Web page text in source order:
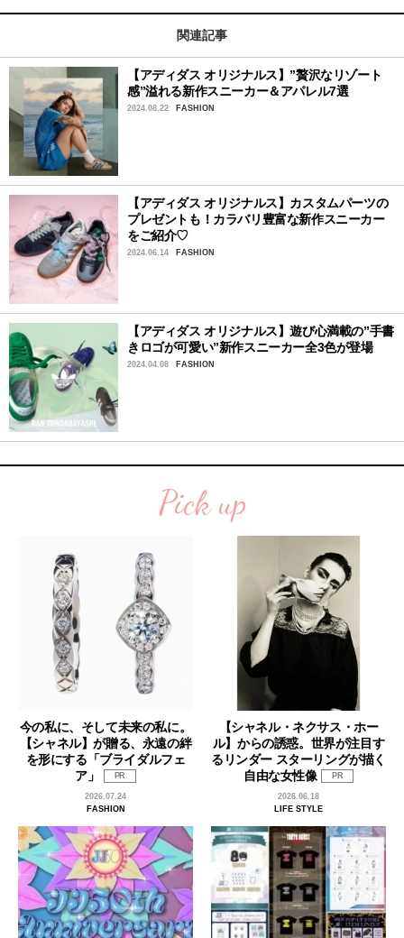
関連記事
【アディダス オリジナルス】”贅沢なリゾート
感”溢れる新作スニーカー＆アパレル7選
2024.08.22 FASHION
【アディダス オリジナルス】カスタムパーツの
プレゼントも！カラバリ豊富な新作スニーカー
をご紹介♡
2024.06.14 FASHION
【アディダス オリジナルス】遊び心満載の”手書
きロゴが可愛い”新作スニーカー全3色が登場
2024.04.08 FASHION
Pick up
今の私に、そして未来の私に。
【シャネル】が贈る、永遠の絆
を形にする「ブライダルフェ
ア」
PR
2026.07.24
FASHION
【シャネル・ネクサス・ホー
ル】からの誘惑。世界が注目す
るリンダー スターリングが描く
自由な女性像
PR
2026.06.18
LIFE STYLE